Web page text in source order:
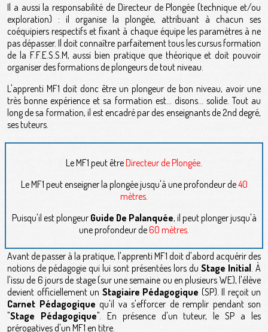
Il a aussi la responsabilité de Directeur de Plongée (technique et/ou
exploration) : il organise la plongée, attribuant à chacun ses
coéquipiers respectifs et fixant à chaque équipe les paramètres à ne
pas dépasser. Il doit connaître parfaitement tous les cursus formation
de la F.F.E.S.S.M, aussi bien pratique que théorique et doit pouvoir
organiser des formations de plongeurs de tout niveau.
L'apprenti MF1 doit donc être un plongeur de bon niveau, avoir une
très bonne expérience et sa formation est... disons... solide. Tout au
long de sa formation, il est encadré par des enseignants de 2nd degré,
ses tuteurs.
Le MF1 peut êtreDirecteur de Plongée
Le MF1 peut enseigner la plongée jusqu'à une profondeur de40
mètres
Puisqu'il est plongeur Guide De Palanquée, il peut plonger jusqu'à
une profondeur de60 mètres
Avant de passer à la pratique, l'apprenti MF1 doit d'abord acquérir des
notions de pédagogie qui lui sont présentées lors du Stage Initial . À
l'issu de 6 jours de stage (sur une semaine ou en plusieurs WE), l'élève
devient officiellement un Stagiaire Pédagogique (SP). Il reçoit un
Carnet Pédagogique qu'il va s'efforcer de remplir pendant son
"Stage Pédagogique". En présence d'un tuteur, le SP a les
prérogatives d'un MF1 en titre.